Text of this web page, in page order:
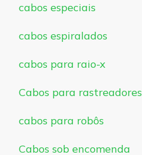
cabos especiais
cabos espiralados
cabos para raio-x
Cabos para rastreadores
cabos para robôs
Cabos sob encomenda